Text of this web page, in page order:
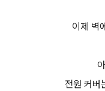
이제 벽
전원 커버